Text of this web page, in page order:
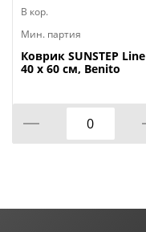
В кор.
Мин. партия
Коврик SUNSTEP Line
40 х 60 см, Benito